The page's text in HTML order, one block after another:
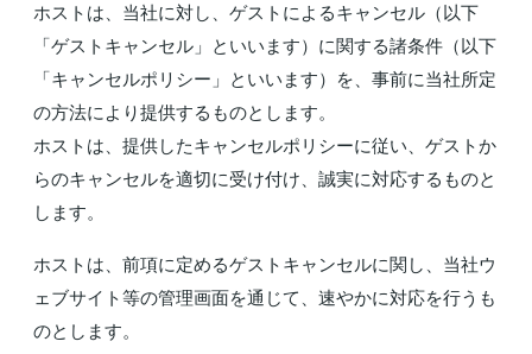
ホストは、当社に対し、ゲストによるキャンセル（以下
「ゲストキャンセル」といいます）に関する諸条件（以下
「キャンセルポリシー」といいます）を、事前に当社所定
の方法により提供するものとします。
ホストは、提供したキャンセルポリシーに従い、ゲストか
らのキャンセルを適切に受け付け、誠実に対応するものと
します。
ホストは、前項に定めるゲストキャンセルに関し、当社ウ
ェブサイト等の管理画面を通じて、速やかに対応を行うも
のとします。